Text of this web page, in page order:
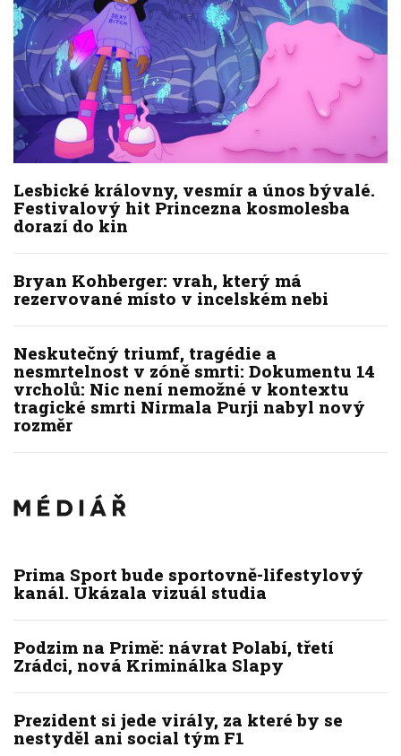
Lesbické královny, vesmír a únos bývalé.
Festivalový hit Princezna kosmolesba
dorazí do kin
Bryan Kohberger: vrah, který má
rezervované místo v incelském nebi
Neskutečný triumf, tragédie a
nesmrtelnost v zóně smrti: Dokumentu 14
vrcholů: Nic není nemožné v kontextu
tragické smrti Nirmala Purji nabyl nový
rozměr
Prima Sport bude sportovně-lifestylový
kanál. Ukázala vizuál studia
Podzim na Primě: návrat Polabí, třetí
Zrádci, nová Kriminálka Slapy
Prezident si jede virály, za které by se
nestyděl ani social tým F1